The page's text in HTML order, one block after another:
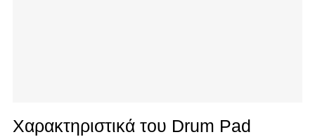
Χαρακτηριστικά του Drum Pad